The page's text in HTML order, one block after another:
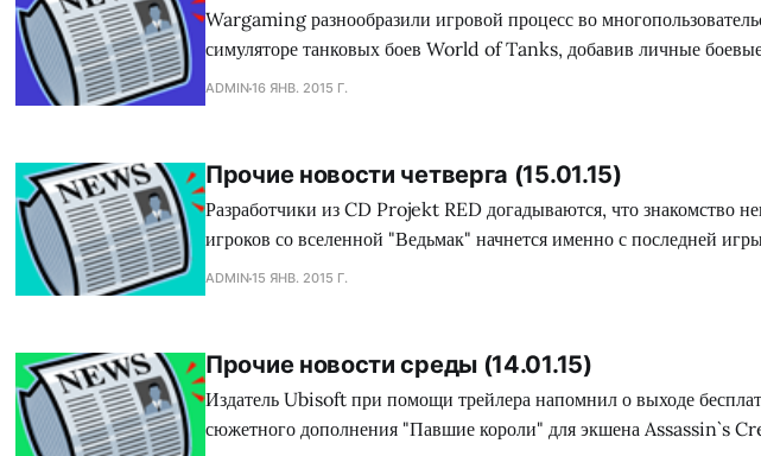
Wargaming разнообразили игровой процесс во
симуляторе танковых боев World of Tanks, добавив личные боевые
выполнение которых игрок имеет возможность получить ценные
библиотеках еще нет игр серии экшена
ADMIN16 ЯНВ. 2015 Г.
Прочие новости четверга (15.01.15)
Разработчики из CD Projekt RED догадываются, что знакомство
игроков со вселенной "Ведьмак" начнется именно с последней
есть The Witcher 3: Wild Hunt. По всей видимости, это
ADMIN15 ЯНВ. 2015 Г.
Прочие новости среды (14.01.15)
Издатель Ubisoft при помощи трейлера напомнил о выходе
сюжетного дополнения "Павшие короли" для экшена Assassin`s